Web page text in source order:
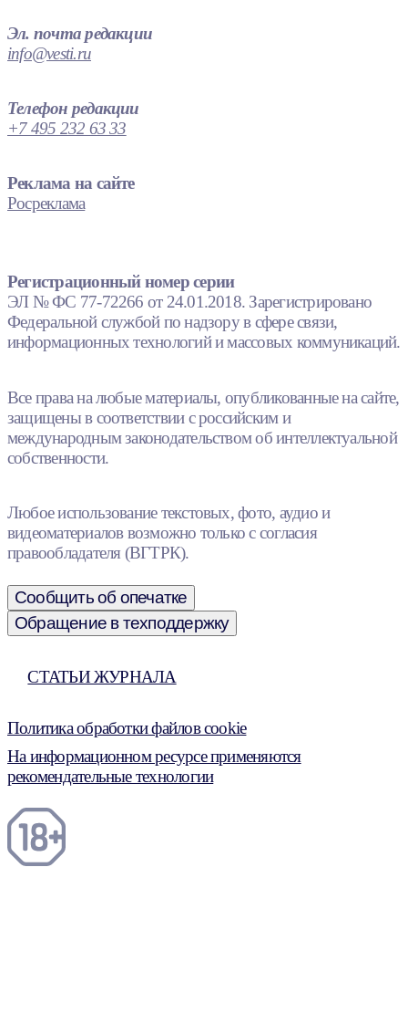
Эл. почта редакции
info@vesti.ru
Телефон редакции
+7 495 232 63 33
Реклама на сайте
Росреклама
Регистрационный номер серии
ЭЛ № ФС 77-72266 от 24.01.2018. Зарегистрировано
Федеральной службой по надзору в сфере связи,
информационных технологий и массовых коммуникаций.
Все права на любые материалы, опубликованные на сайте,
защищены в соответствии с российским и
международным законодательством об интеллектуальной
собственности.
Любое использование текстовых, фото, аудио и
видеоматериалов возможно только с согласия
правообладателя (ВГТРК).
Сообщить об опечатке
Обращение в техподдержку
СТАТЬИ ЖУРНАЛА
Политика обработки файлов cookie
На информационном ресурсе применяются
рекомендательные технологии